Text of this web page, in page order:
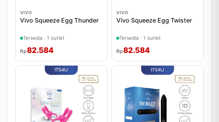
VIVO
Vivo Squeeze Egg Thunder
Tersedia · 1 outlet
Rp82.584
VIVO
Vivo Squeeze Egg Twister
Tersedia · 1 outlet
Rp82.584